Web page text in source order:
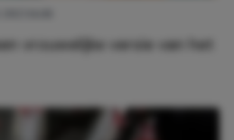
vrouwelijke versie van het